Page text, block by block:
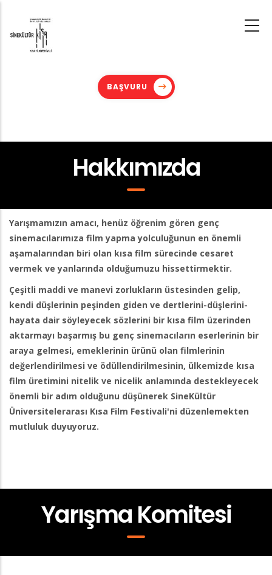
main
content
BAŞVURU
Hakkımızda
Yarışmamızın amacı, henüz öğrenim gören genç
sinemacılarımıza film yapma yolculuğunun en önemli
aşamalarından biri olan kısa film sürecinde cesaret
vermek ve yanlarında olduğumuzu hissettirmektir.
Çeşitli maddi ve manevi zorlukların üstesinden gelip,
kendi düşlerinin peşinden giden ve dertlerini-düşlerini-
hayata dair söyleyecek sözlerini bir kısa film üzerinden
aktarmayı başarmış bu genç sinemacıların eserlerinin bir
araya gelmesi, emeklerinin ürünü olan filmlerinin
değerlendirilmesi ve ödüllendirilmesinin, ülkemizde kısa
film üretimini nitelik ve nicelik anlamında destekleyecek
önemli bir adım olduğunu düşünerek SineKültür
Üniversitelerarası Kısa Film Festivali'ni düzenlemekten
mutluluk duyuyoruz.
Yarışma Komitesi